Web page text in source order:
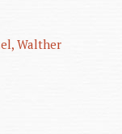
Walther